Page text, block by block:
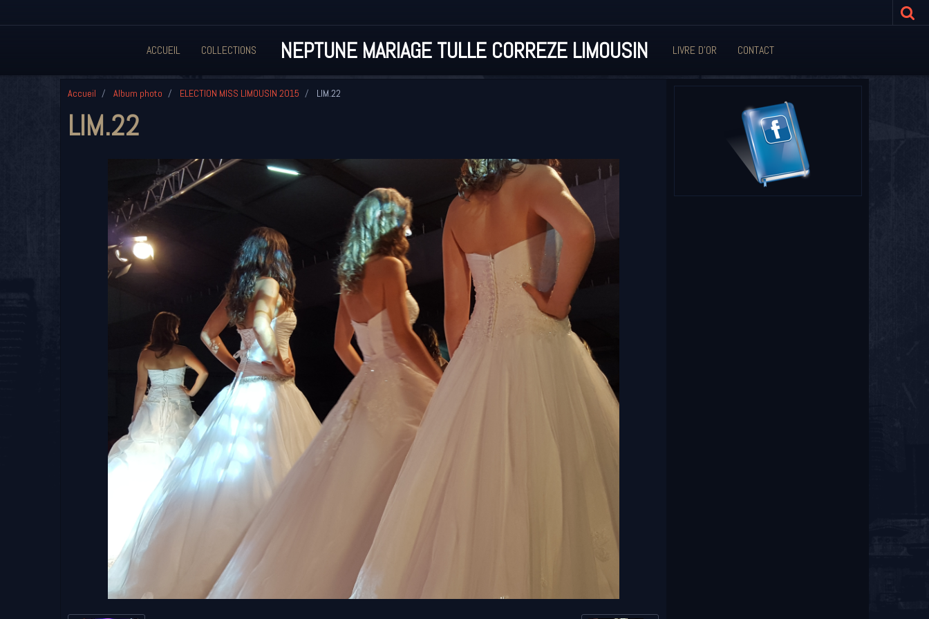
ACCUEIL COLLECTIONS NEPTUNE MARIAGE TULLE CORREZE LIMOUSIN LIVRE D'OR CONTACT
Accueil Album photo ELECTION MISS LIMOUSIN 2015 LIM.22
LIM.22